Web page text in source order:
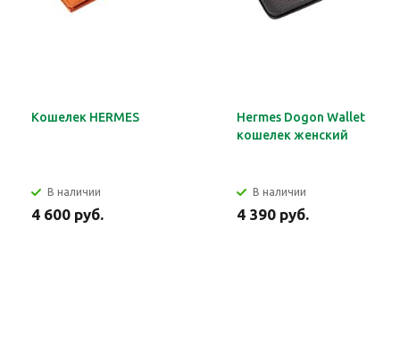
Кошелек HERMES
В наличии
4 600 руб.
Hermes Dogon Wallet
кошелек женский
В наличии
4 390 руб.